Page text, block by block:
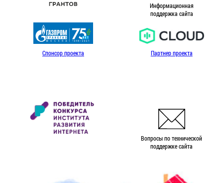
Информационная
поддержка сайта
Спонсор проекта Партнер проекта
Вопросы по технической
поддержке сайта